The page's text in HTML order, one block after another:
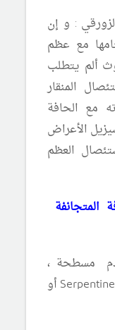
: و إن
مع عظم
ألم يتطلب
المنقار
مع الحافة
الأعراض
العظم
المتجانفة
مسطحة ،
Serpentine أو